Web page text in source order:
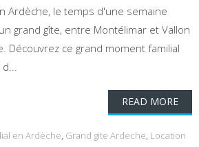
Ardèche, le temps d'une semaine
grand gîte, entre Montélimar et Vallon
Découvrez ce grand moment familial
READ MORE
en Ardèche, Grand gite Ardeche, Location